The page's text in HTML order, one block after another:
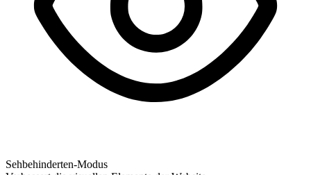
Sehbehinderten-Modus